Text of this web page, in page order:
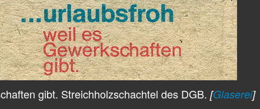
gibt. Streichholzschachtel des DGB. [Glaserei]